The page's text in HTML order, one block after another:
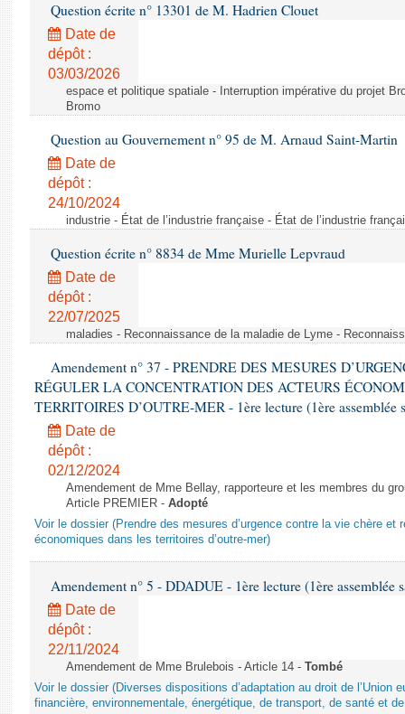
Question écrite n° 13301 de M. Hadrien Clouet
Date de
dépôt :
03/03/2026
espace et politique spatiale - Interruption impérative du projet
Bromo
Question au Gouvernement n° 95 de M. Arnaud Saint-Martin
Date de
dépôt :
24/10/2024
industrie - État de l’industrie française - État de l’industrie
Question écrite n° 8834 de Mme Murielle Lepvraud
Date de
dépôt :
22/07/2025
maladies - Reconnaissance de la maladie de Lyme -
Amendement n° 37 - PRENDRE DES MESURES
RÉGULER LA CONCENTRATION DES ACTEURS
TERRITOIRES D’OUTRE-MER - 1ère lecture (1ère assemblée
Date de
dépôt :
02/12/2024
Amendement de Mme Bellay, rapporteure et les membres du
Article PREMIER - Adopté
Voir le dossier (Prendre des mesures d’urgence contre la vie chère et
économiques dans les territoires d’outre-mer)
Amendement n° 5 - DDADUE - 1ère lecture (1ère assemblée
Date de
dépôt :
22/11/2024
Amendement de Mme Brulebois - Article 14 - Tombé
Voir le dossier (Diverses dispositions d’adaptation au droit de l’Union
financière, environnementale, énergétique, de transport, de santé et